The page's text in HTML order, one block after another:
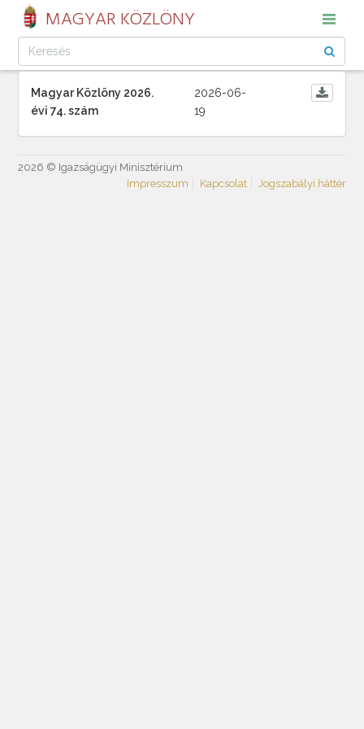
MAGYAR KÖZLÖNY
Magyar Közlöny 2026.
évi 74. szám
2026-06-
19
2026 © Igazságügyi Minisztérium
Impresszum
Kapcsolat Jogszabályi háttér